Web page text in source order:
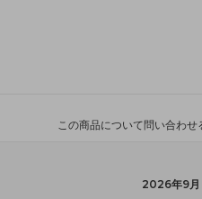
この商品について問い合わせ
2026年9月